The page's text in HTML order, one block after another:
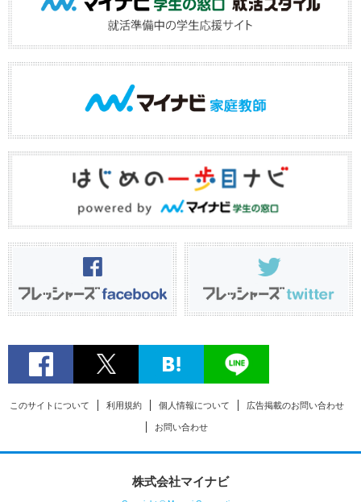
このサイトについて 利用規約 個人情報について 広告掲載のお問い合わせ
お問い合わせ
株式会社マイナビ